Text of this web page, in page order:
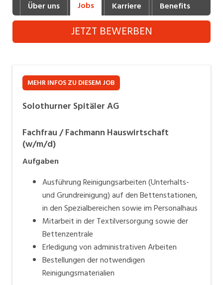
Industrie, Maschinenbau, Anlagenbau,
Produktion
Informatik, Telekommunikation
Körperpflege, Wellness
Marketing, Kommunikation, Medien, Druck
Medizin, Gesundheitswesen, Pflege
Sicherheit, Rettung, Polizei, Zoll
Verkauf, Handel, Kundenberatung,
Aussendienst
Über uns Jobs Karriere Benefits
JETZT BEWERBEN
MEHR INFOS ZU DIESEM JOB
Solothurner Spitäler AG
Fachfrau / Fachmann Hauswirtschaft
(w/m/d)
Aufgaben
Ausführung Reinigungsarbeiten (Unterhalts-
und Grundreinigung) auf den Bettenstationen,
in den Spezialbereichen sowie im Personalhaus
Mitarbeit in der Textilversorgung sowie der
Bettenzentrale
Erledigung von administrativen Arbeiten
Bestellungen der notwendigen
Reinigungsmaterialien